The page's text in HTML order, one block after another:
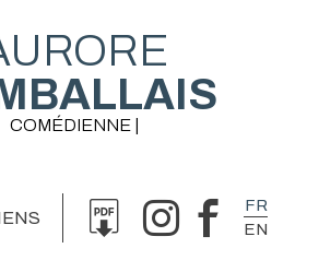
COMÉDIENNE |
FR
EN